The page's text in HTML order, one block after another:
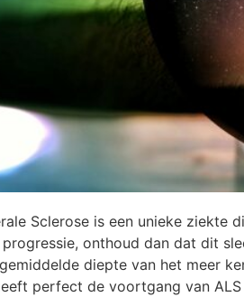
Sclerose is een unieke ziekte
onthoud dan dat dit
diepte van het meer
perfect de voortgang van